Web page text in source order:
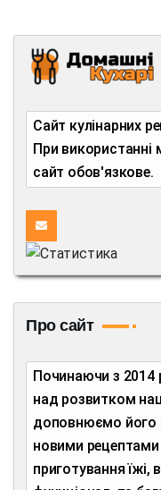
Сайт кулінарних
При використанні
сайт обов'язкове.
Про сайт
Починаючи з 2014 року, ми щоденно працюємо
над розвитком
доповнюємо його
новими
приготування